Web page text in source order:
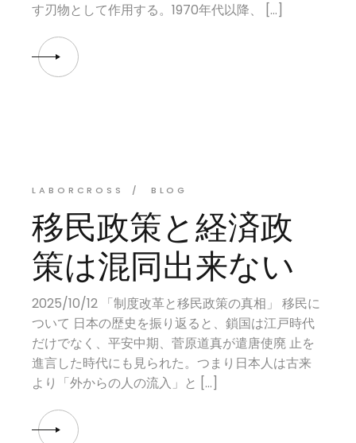
す刃物として作用する。1970年代以降、 […]
LABORCROSS BLOG
移民政策と経済政
策は混同出来ない
2025/10/12 「制度改革と移民政策の真相」 移民に
ついて 日本の歴史を振り返ると、鎖国は江戸時代
だけでなく、平安中期、菅原道真が遣唐使廃 止を
進言した時代にも見られた。つまり日本人は古来
より「外からの人の流入」と […]